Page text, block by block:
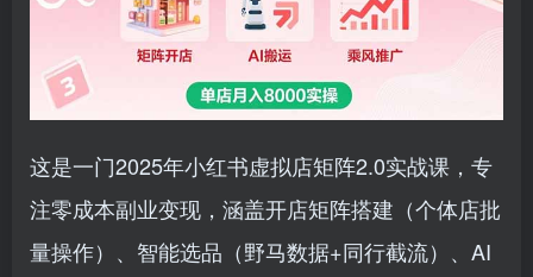
这是一门‌2025年小红书虚拟店矩阵2.0实战课‌，专
注零成本副业变现，涵盖开店矩阵搭建（个体店批
量操作）、智能选品（野马数据+同行截流）、AI